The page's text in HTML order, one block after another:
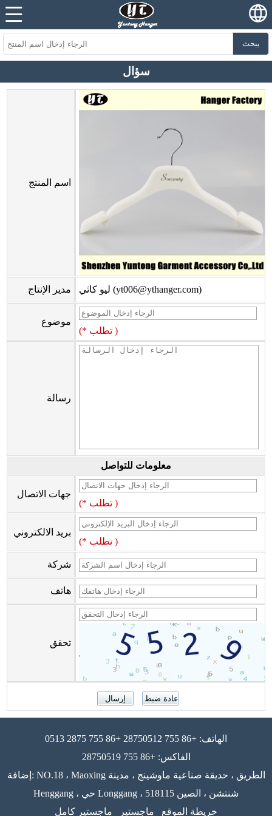
يبحث
سؤال
اسم المنتج
مدير الإنتاج ليو كاثي (yt006@ythanger.com)
موضوع
(* تطلب )
رسالة
معلومات للتواصل
جهات الاتصال
(* تطلب )
بريد الالكتروني
(* تطلب )
شركة
هاتف
تحقق
الهاتف: +86 755 28750512 +86 755 2875 0513
الفاكس: +86 755 28750519
إضافة: NO.18 ، Maoxing الطريق ، حديقة صناعية ماوشينج ، مدينة
Henggang ، حي Longgang ، 518115 شنتشن ، الصين
خريطة الموقع
ماجستير ماجستير كامل